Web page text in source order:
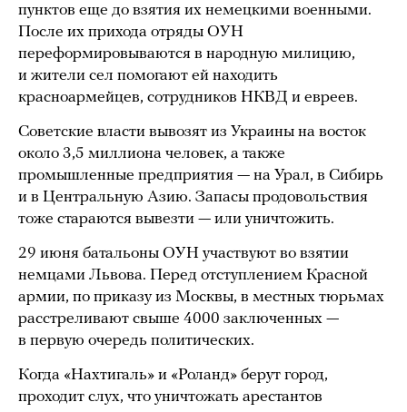
пунктов еще до взятия их немецкими военными.
После их прихода отряды ОУН
переформировываются в народную милицию,
и жители сел помогают ей находить
красноармейцев, сотрудников НКВД и евреев.
Советские власти вывозят из Украины на восток
около 3,5 миллиона человек, а также
промышленные предприятия — на Урал, в Сибирь
и в Центральную Азию. Запасы продовольствия
тоже стараются вывезти — или уничтожить.
29 июня батальоны ОУН участвуют во взятии
немцами Львова. Перед отступлением Красной
армии, по приказу из Москвы, в местных тюрьмах
расстреливают свыше 4000 заключенных —
в первую очередь политических.
Когда «Нахтигаль» и «Роланд» берут город,
проходит слух, что уничтожать арестантов